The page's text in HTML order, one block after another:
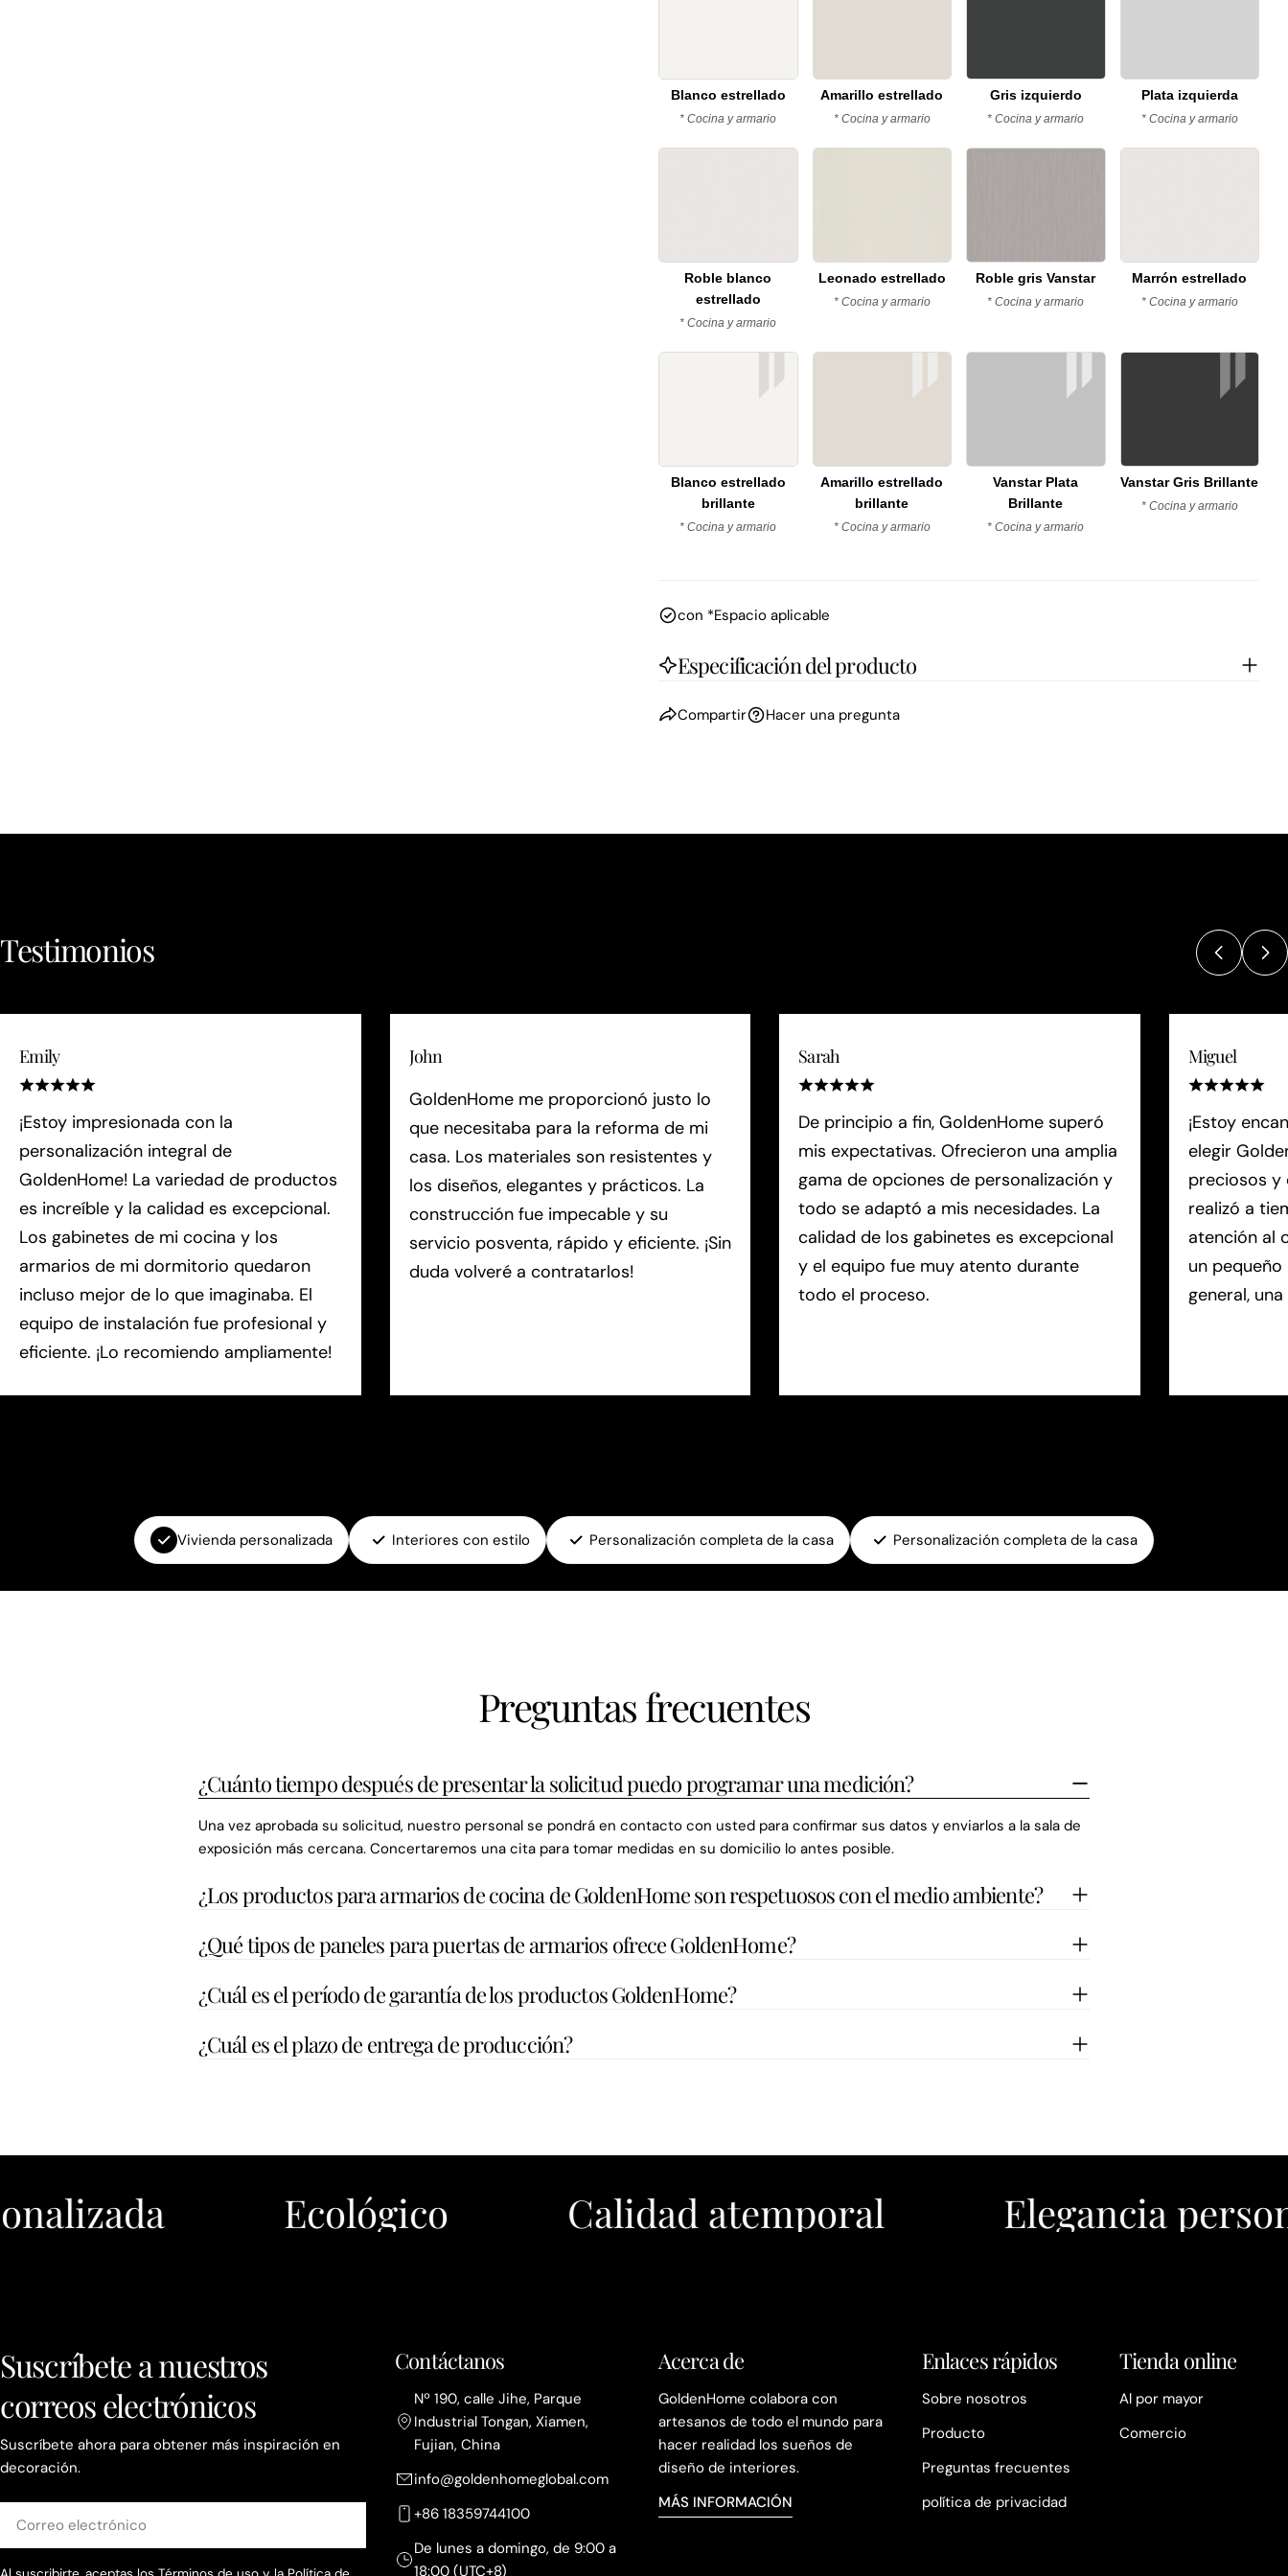
Blanco estrellado
* Cocina y armario
Amarillo estrellado
* Cocina y armario
Gris izquierdo
* Cocina y armario
Plata izquierda
* Cocina y armario
Roble blanco
estrellado
* Cocina y armario
Leonado estrellado
* Cocina y armario
Roble gris Vanstar
* Cocina y armario
Marrón estrellado
* Cocina y armario
Blanco estrellado
brillante
* Cocina y armario
Amarillo estrellado
brillante
* Cocina y armario
Vanstar Plata
Brillante
* Cocina y armario
Vanstar Gris Brillante
* Cocina y armario
con *Espacio aplicable
Especificación del producto
Compartir
Compartir
en
Compartir
en
Fijar
en
Hacer una pregunta
Tu
mensaje
Testimonios
Emily
¡Estoy impresionada con la
personalización integral de
GoldenHome! La variedad de productos
es increíble y la calidad es excepcional.
Los gabinetes de mi cocina y los
armarios de mi dormitorio quedaron
incluso mejor de lo que imaginaba. El
equipo de instalación fue profesional y
eficiente. ¡Lo recomiendo ampliamente!
John
GoldenHome me proporcionó justo lo
que necesitaba para la reforma de mi
casa. Los materiales son resistentes y
los diseños, elegantes y prácticos. La
construcción fue impecable y su
servicio posventa, rápido y eficiente. ¡Sin
duda volveré a contratarlos!
Sarah
De principio a fin, GoldenHome superó
mis expectativas. Ofrecieron una amplia
gama de opciones de personalización y
todo se adaptó a mis necesidades. La
calidad de los gabinetes es excepcional
y el equipo fue muy atento durante
todo el proceso.
Miguel
¡Estoy
elegir
preciosos y
realizó a
atención al
un
general,
Vivienda personalizada Interiores con estilo Personalización completa de la casa Personalización completa de la casa
Preguntas frecuentes
¿Cuánto tiempo después de presentar la solicitud puedo programar una medición?
Una vez aprobada su solicitud, nuestro personal se pondrá en contacto con usted para confirmar sus datos y enviarlos a la sala de
exposición más cercana. Concertaremos una cita para tomar medidas en su domicilio lo antes posible.
¿Los productos para armarios de cocina de GoldenHome son respetuosos con el medio ambiente?
¿Qué tipos de paneles para puertas de armarios ofrece GoldenHome?
¿Cuál es el período de garantía de los productos GoldenHome?
¿Cuál es el plazo de entrega de producción?
Ecológico Calidad atemporal Elegancia
Suscríbete a nuestros
correos electrónicos
Suscríbete ahora para obtener más inspiración en
decoración.
electrónico
Contáctanos
Nº 190, calle Jihe, Parque
Industrial Tongan, Xiamen,
Fujian, China
info@goldenhomeglobal.com
+86 18359744100
De lunes a domingo, de 9:00 a
18:00 (UTC+8)
Acerca de
GoldenHome colabora con
artesanos de todo el mundo para
hacer realidad los sueños de
diseño de interiores.
MÁS INFORMACIÓN
Enlaces rápidos
Sobre nosotros
Producto
Preguntas frecuentes
política de privacidad
Tienda online
Al por mayor
Comercio